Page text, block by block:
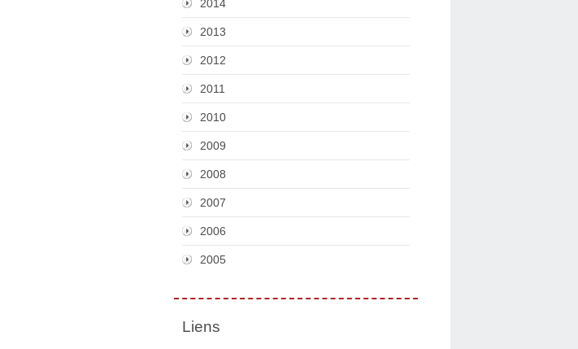
2014
2013
2012
2011
2010
2009
2008
2007
2006
2005
Liens